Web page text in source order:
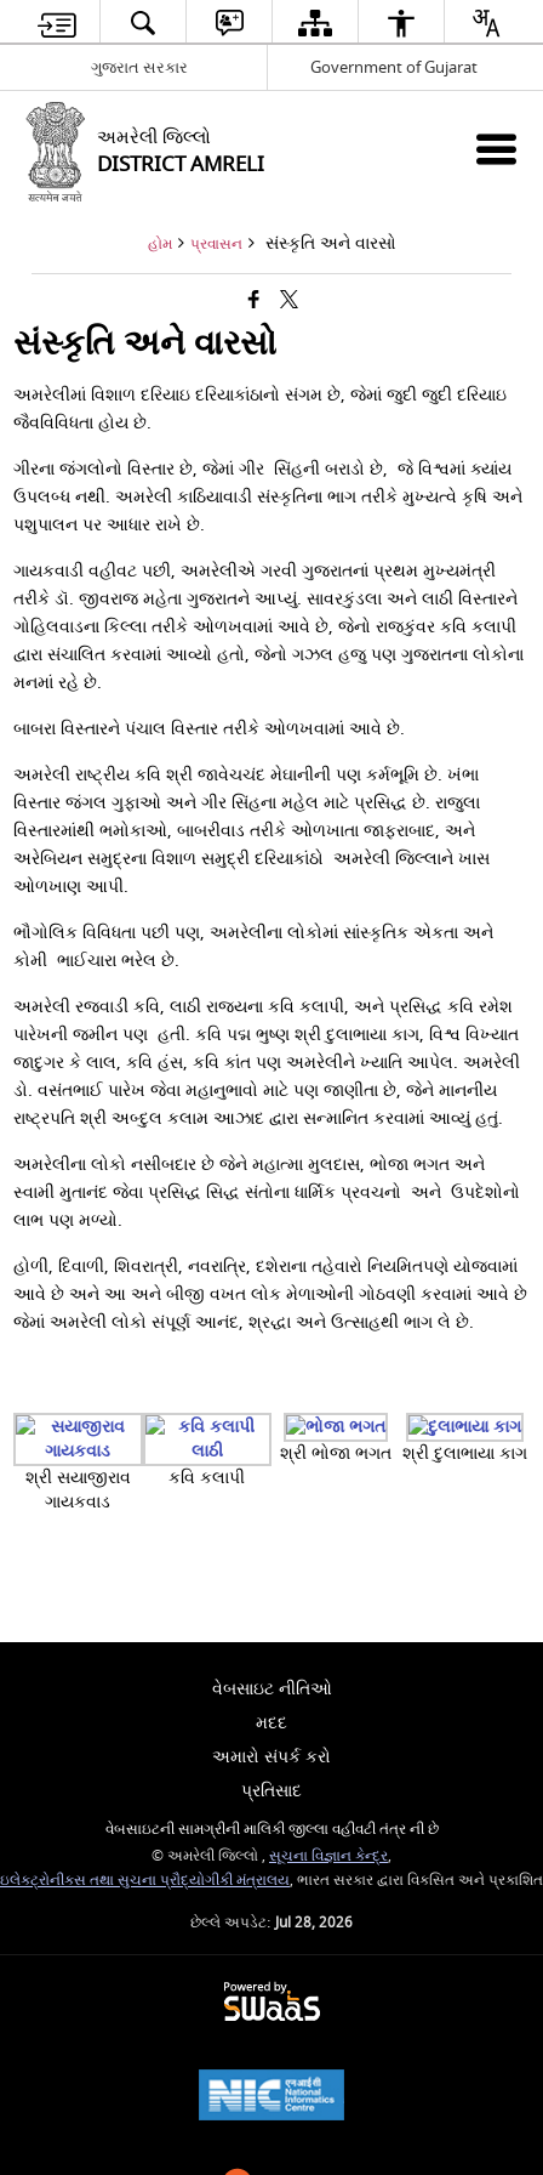
ગુજરાત સરકાર Government of Gujarat
અમરેલી જિલ્લો
DISTRICT AMRELI
હોમ પ્રવાસન સંસ્કૃતિ અને વારસો
સંસ્કૃતિ અને વારસો
અમરેલીમાં વિશાળ દરિયાઇ દરિયાકાંઠાનો સંગમ છે, જેમાં જુદી જુદી દરિયાઇ
જૈવવિવિધતા હોય છે.
ગીરના જંગલોનો વિસ્તાર છે, જેમાં ગીર સિંહની બરાડો છે, જે વિશ્વમાં ક્યાંય
ઉપલબ્ધ નથી. અમરેલી કાઠિયાવાડી સંસ્કૃતિના ભાગ તરીકે મુખ્યત્વે કૃષિ અને
પશુપાલન પર આધાર રાખે છે.
ગાયકવાડી વહીવટ પછી, અમરેલીએ ગરવી ગુજરાતનાં પ્રથમ મુખ્યમંત્રી
તરીકે ડૉ. જીવરાજ મહેતા ગુજરાતને આપ્યું. સાવરકુંડલા અને લાઠી વિસ્તારને
ગોહિલવાડના કિલ્લા તરીકે ઓળખવામાં આવે છે, જેનો રાજકુંવર કવિ કલાપી
દ્વારા સંચાલિત કરવામાં આવ્યો હતો, જેનો ગઝલ હજુ પણ ગુજરાતના લોકોના
મનમાં રહે છે.
બાબરા વિસ્તારને પંચાલ વિસ્તાર તરીકે ઓળખવામાં આવે છે.
અમરેલી રાષ્ટ્રીય કવિ શ્રી જાવેચચંદ મેઘાનીની પણ કર્મભૂમિ છે. ખંભા
વિસ્તાર જંગલ ગુફાઓ અને ગીર સિંહના મહેલ માટે પ્રસિદ્ધ છે. રાજુલા
વિસ્તારમાંથી ભમોકાઓ, બાબરીવાડ તરીકે ઓળખાતા જાફરાબાદ, અને
અરેબિયન સમુદ્રના વિશાળ સમુદ્રી દરિયાકાંઠો અમરેલી જિલ્લાને ખાસ
ઓળખાણ આપી.
ભૌગોલિક વિવિધતા પછી પણ, અમરેલીના લોકોમાં સાંસ્કૃતિક એકતા અને
કોમી ભાઈચારા ભરેલ છે.
અમરેલી રજવાડી કવિ, લાઠી રાજ્યના કવિ કલાપી, અને પ્રસિદ્ધ કવિ રમેશ
પારેખની જમીન પણ હતી. કવિ પદ્મ ભુષ્ણ શ્રી દુલાભાયા કાગ, વિશ્વ વિખ્યાત
જાદુગર કે લાલ, કવિ હંસ, કવિ કાંત પણ અમરેલીને ખ્યાતિ આપેલ. અમરેલી
ડો. વસંતભાઈ પારેખ જેવા મહાનુભાવો માટે પણ જાણીતા છે, જેને માનનીય
રાષ્ટ્રપતિ શ્રી અબ્દુલ કલામ આઝાદ દ્વારા સન્માનિત કરવામાં આવ્યું હતું.
અમરેલીના લોકો નસીબદાર છે જેને મહાત્મા મુલદાસ, ભોજા ભગત અને
સ્વામી મુતાનંદ જેવા પ્રસિદ્ધ સિદ્ધ સંતોના ધાર્મિક પ્રવચનો અને ઉપદેશોનો
લાભ પણ મળ્યો.
હોળી, દિવાળી, શિવરાત્રી, નવરાત્રિ, દશેરાના તહેવારો નિયમિતપણે યોજવામાં
આવે છે અને આ અને બીજી વખત લોક મેળાઓની ગોઠવણી કરવામાં આવે છે
જેમાં અમરેલી લોકો સંપૂર્ણ આનંદ, શ્રદ્ધા અને ઉત્સાહથી ભાગ લે છે.
શ્રી સયાજીરાવ
ગાયકવાડ
કવિ કલાપી
શ્રી ભોજા ભગત શ્રી દુલાભાયા કાગ
વેબસાઇટ નીતિઓ
મદદ
અમારો સંપર્ક કરો
પ્રતિસાદ
વેબસાઇટની સામગ્રીની માલિકી જીલ્લા વહીવટી તંત્ર ની છે
© અમરેલી જિલ્લો , સૂચના વિજ્ઞાન કેન્દ્ર,
ઇલેક્ટ્રોનીક્સ તથા સુચના પ્રૌદ્યોગીકી મંત્રાલય, ભારત સરકાર દ્વારા વિકસિત અને પ્રકાશિત
છેલ્લે અપડેટ:Jul 28, 2026